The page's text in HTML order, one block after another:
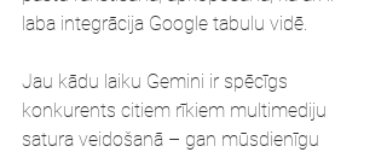
laba integrācija Google tabulu vidē.
Jau kādu laiku Gemini ir spēcīgs
konkurents citiem rīkiem multimediju
satura veidošanā – gan mūsdienīgu